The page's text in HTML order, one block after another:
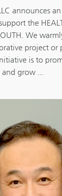
announces
the
We
project or
is to
grow ...